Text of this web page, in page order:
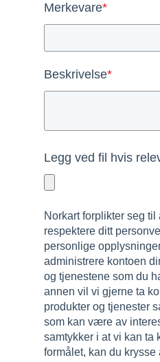
Merkevare*
Beskrivelse*
Legg ved fil hvis
Norkart forplikter seg til
respektere ditt
personlige
administrere kontoen
og tjenestene som du
annen vil vi gjerne ta
produkter og tjenester
som kan være av
samtykker i at vi kan ta
formålet, kan du krysse